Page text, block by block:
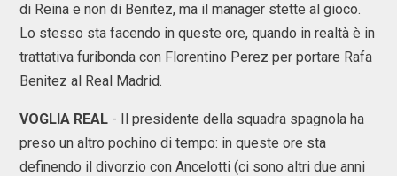
di Reina e non di Benitez, ma il manager stette al gioco.
Lo stesso sta facendo in queste ore, quando in realtà è in
trattativa furibonda con Florentino Perez per portare Rafa
Benitez al Real Madrid.
VOGLIA REAL - Il presidente della squadra spagnola ha
preso un altro pochino di tempo: in queste ore sta
definendo il divorzio con Ancelotti (ci sono altri due anni